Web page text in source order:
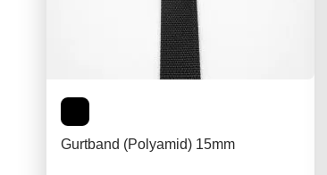
Gurtband (Polyamid) 15mm